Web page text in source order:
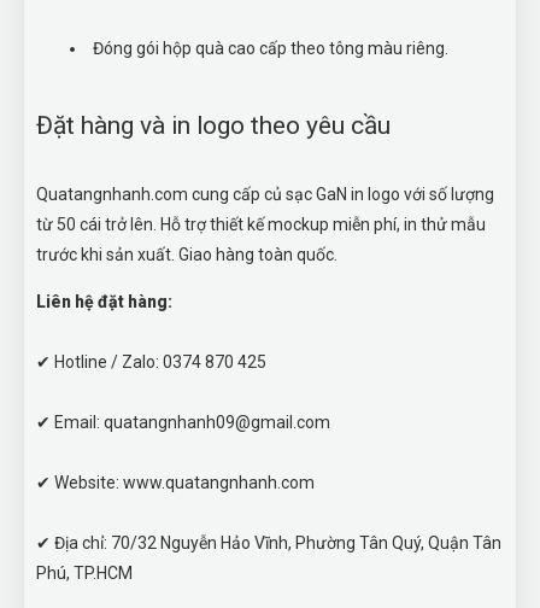
Đóng gói hộp quà cao cấp theo tông màu riêng.
Đặt hàng và in logo theo yêu cầu
Quatangnhanh.com cung cấp củ sạc GaN in logo với số lượng
từ 50 cái trở lên. Hỗ trợ thiết kế mockup miễn phí, in thử mẫu
trước khi sản xuất. Giao hàng toàn quốc.
Liên hệ đặt hàng:
✔ Hotline / Zalo: 0374 870 425
✔ Email: quatangnhanh09@gmail.com
✔ Website: www.quatangnhanh.com
✔ Địa chỉ: 70/32 Nguyễn Hảo Vĩnh, Phường Tân Quý, Quận Tân
Phú, TP.HCM